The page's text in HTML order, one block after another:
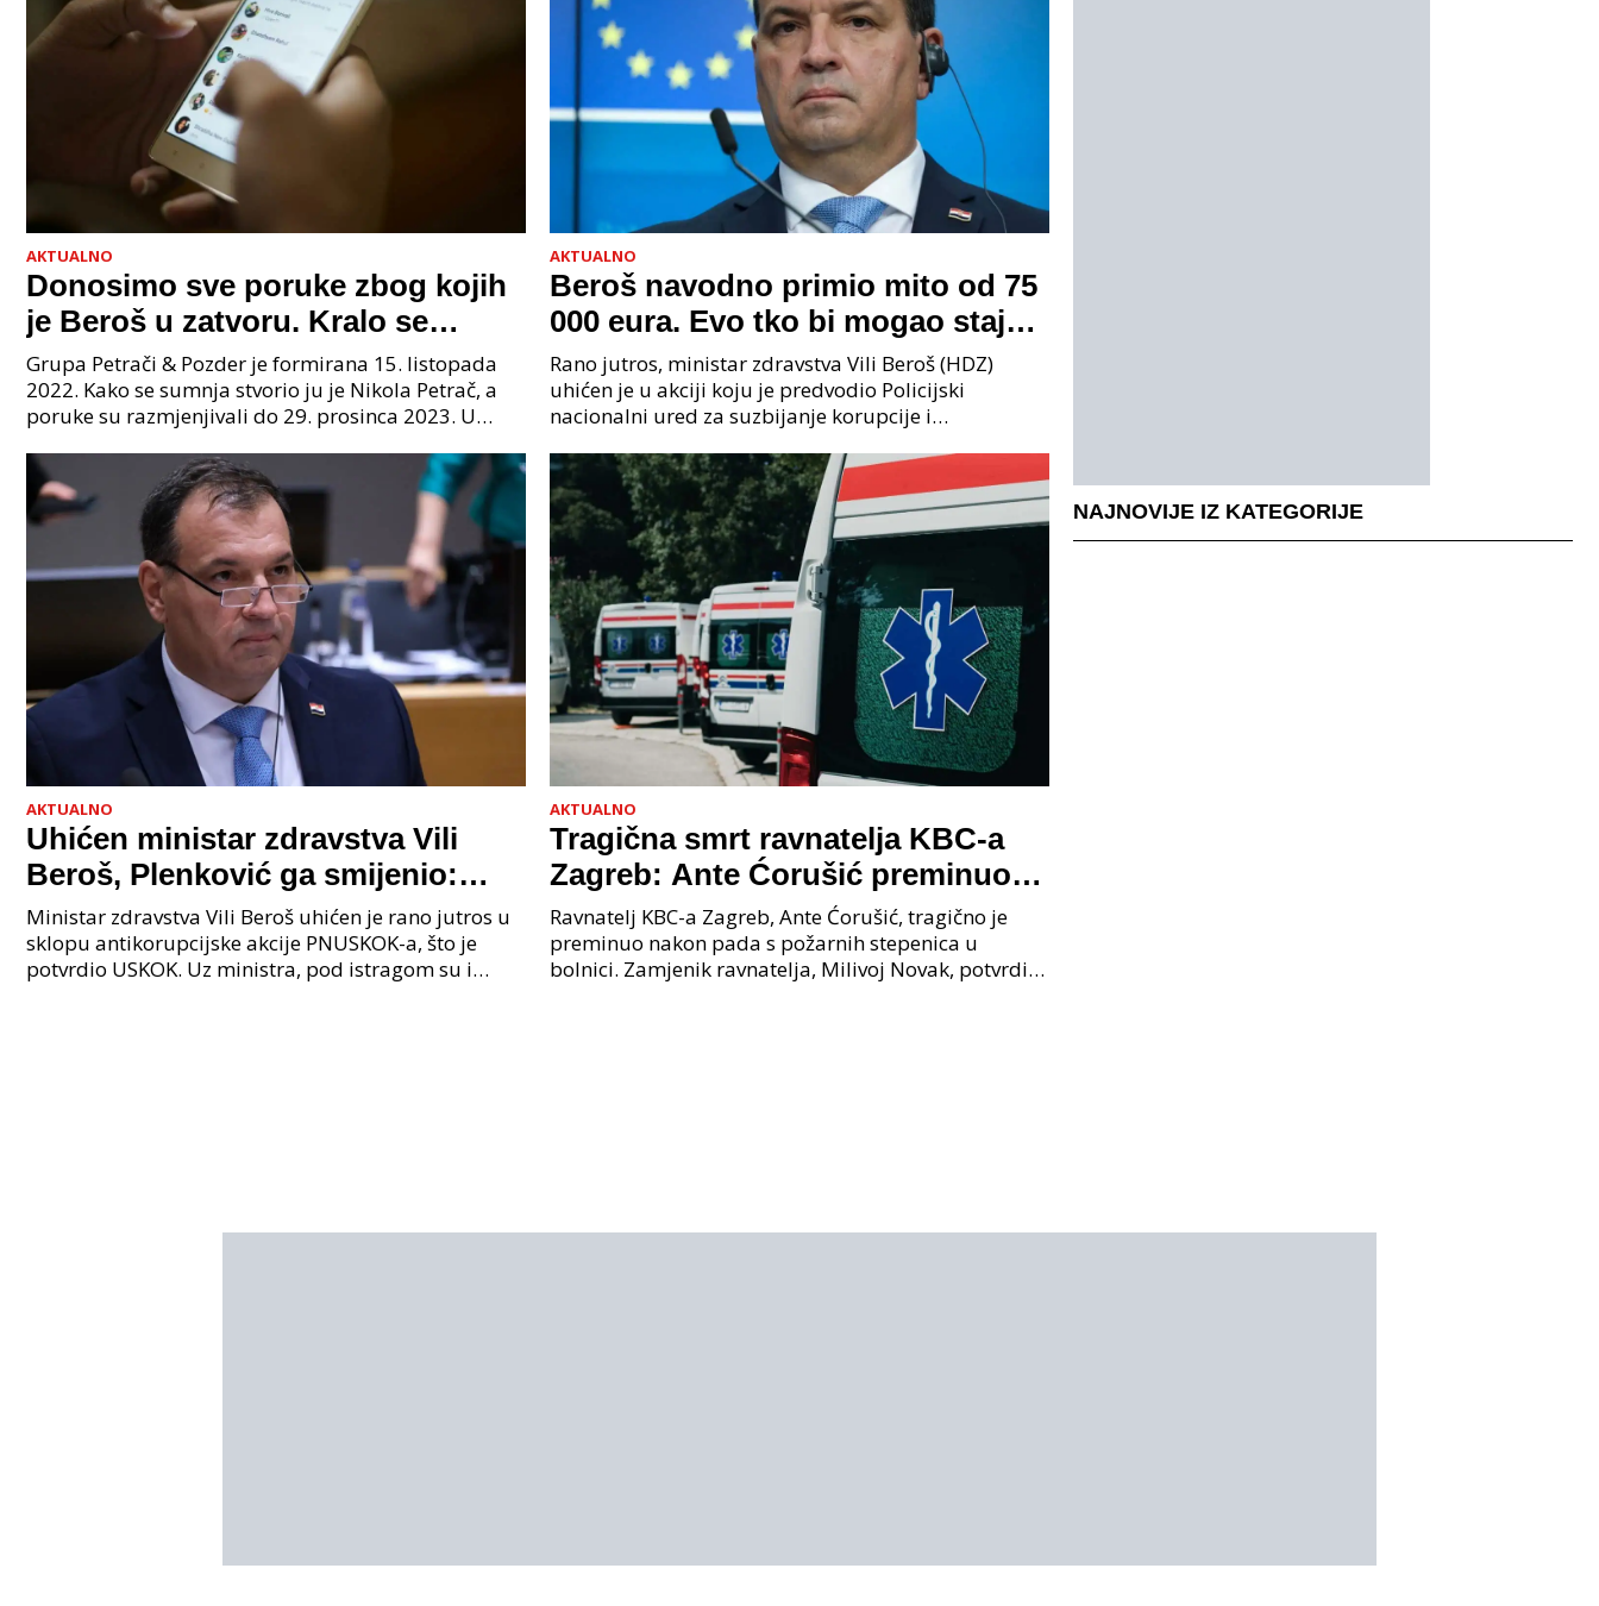
AKTUALNO
Donosimo sve poruke zbog kojih
je Beroš u zatvoru. Kralo se
godinama. Tko će iz vlade biti
sljedeći uhićen?
Grupa Petrači & Pozder je formirana 15. listopada
2022. Kako se sumnja stvorio ju je Nikola Petrač, a
poruke su razmjenjivali do 29. prosinca 2023. U
AKTUALNO
Beroš navodno primio mito od 75
000 eura. Evo tko bi mogao stajati
na čelu zločinačkog udruženja
Rano jutros, ministar zdravstva Vili Beroš (HDZ)
uhićen je u akciji koju je predvodio Policijski
nacionalni ured za suzbijanje korupcije i
priopćenju USKOK
AKTUALNO
Uhićen ministar zdravstva Vili
Beroš, Plenković ga smijenio:
Istraga USKOK-a zbog korupcije
Ministar zdravstva Vili Beroš uhićen je rano jutros u
sklopu antikorupcijske akcije PNUSKOK-a, što je
potvrdio USKOK. Uz ministra, pod istragom su i
AKTUALNO
Tragična smrt ravnatelja KBC-a
Zagreb: Ante Ćorušić preminuo
nakon pada u bolnici, policija na
mjestu događaja
Ravnatelj KBC-a Zagreb, Ante Ćorušić, tragično je
preminuo nakon pada s požarnih stepenica u
bolnici. Zamjenik ravnatelja, Milivoj Novak, potvrdio
NAJNOVIJE IZ KATEGORIJE